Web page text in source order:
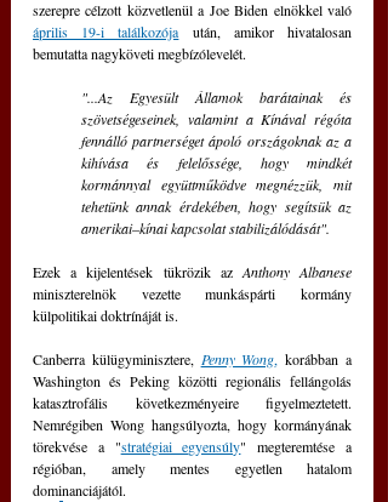
április 19-i találkozója után, amikor hivatalosan
bemutatta nagyköveti megbízólevelét.
"...Az Egyesült Államok barátainak és
szövetségeseinek, valamint a Kínával régóta
fennálló partnerséget ápoló országoknak az a
kihívása és felelőssége, hogy mindkét
kormánnyal együttműködve megnézzük, mit
tehetünk annak érdekében, hogy segítsük az
amerikai–kínai kapcsolat stabilizálódását".
Ezek a kijelentések tükrözik az Anthony Albanese
miniszterelnök vezette munkáspárti kormány
külpolitikai doktrínáját is.
Canberra külügyminisztere, Penny Wong, korábban a
Washington és Peking közötti regionális fellángolás
katasztrofális következményeire figyelmeztetett.
Nemrégiben Wong hangsúlyozta, hogy kormányának
törekvése a "stratégiai egyensúly" megteremtése a
régióban, amely mentes egyetlen hatalom
dominanciájától.